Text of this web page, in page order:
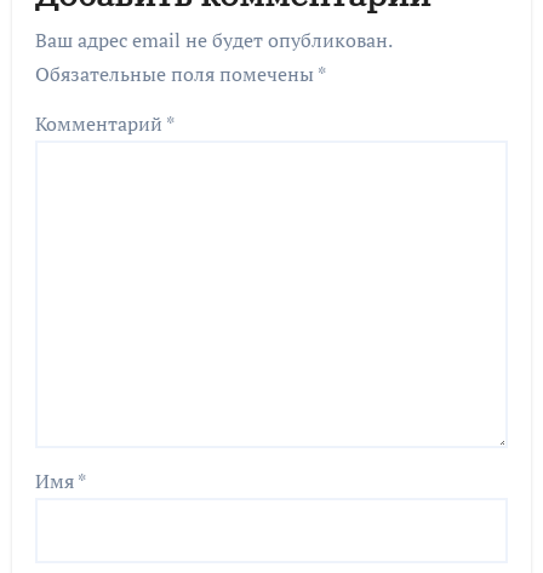
Ваш адрес email не будет опубликован.
Обязательные поля помечены *
Комментарий *
Имя*